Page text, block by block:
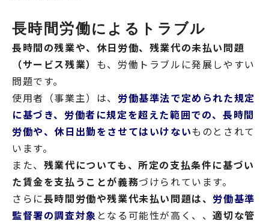
長時間労働によるトラブル
長時間の残業や、休日労働、残業代の未払い問題
（サービス残業） も、労働トラブルに発展しやすい
問題です。
使用者（事業主）は、 労働基準法で定められた規定
に基づき、労働者に規定を超えた範囲での、長時間
労働や、休日出勤をさせてはいけないものとされて
います。
また、 残業代についても、所定の支払条件に基づい
た賃金を支払うことが義務づけられています。
さらに長時間労働や残業代未払い問題は、 労働基準
監督署の調査対象 となる可能性が高く、、適切な管